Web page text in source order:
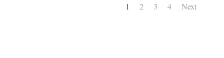
1 2 3 4 Next